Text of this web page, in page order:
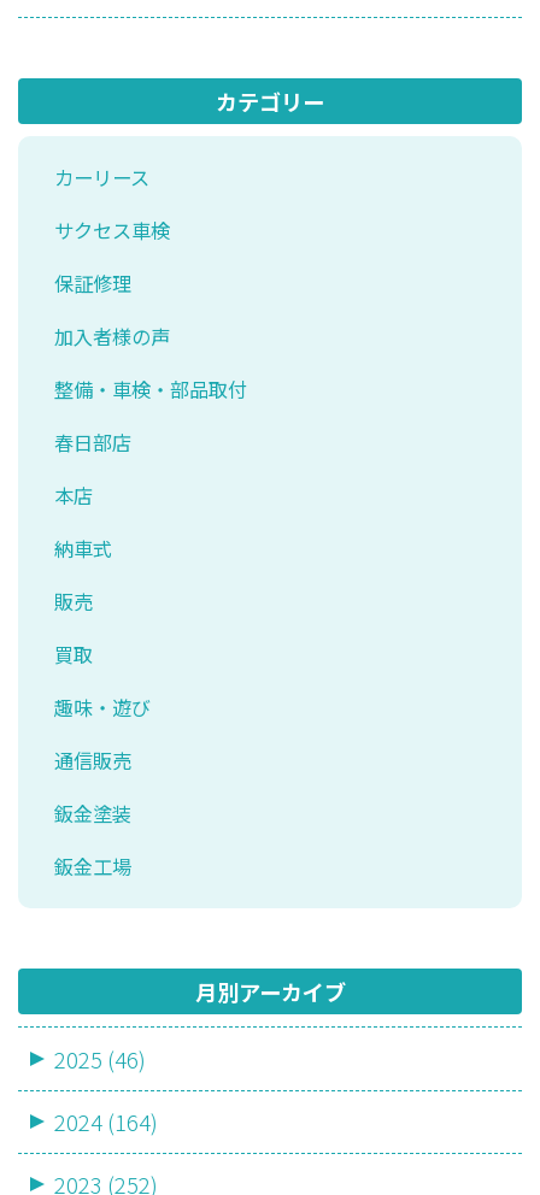
カテゴリー
カーリース
サクセス車検
保証修理
加入者様の声
整備・車検・部品取付
春日部店
本店
納車式
販売
買取
趣味・遊び
通信販売
鈑金塗装
鈑金工場
月別アーカイブ
2025 (46)
2024 (164)
2023 (252)